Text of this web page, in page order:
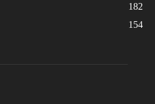
182
154